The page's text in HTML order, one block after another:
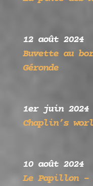
12 août 2024
Buvette au
Géronde
1er juin 2024
Chaplin’s
10 août 2024
Le Papillon –